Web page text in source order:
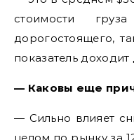
стоимости
дорогостоящего,
показатель
— Каковы еще
— Сильно влияет
целом по рынку за